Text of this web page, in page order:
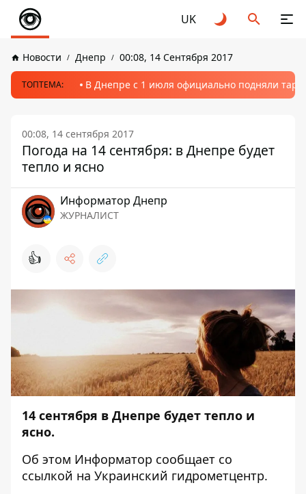
UK
Новости Днепр 00:08, 14 Сентября 2017
ТОПТЕМА: В Днепре с 1 июля официально подняли
00:08, 14 сентября 2017
Погода на 14 сентября: в Днепре будет
тепло и ясно
Информатор Днепр
ЖУРНАЛИСТ
👍
14 сентября в Днепре будет тепло и
ясно.
Об этом Информатор сообщает со
ссылкой на Украинский гидрометцентр.